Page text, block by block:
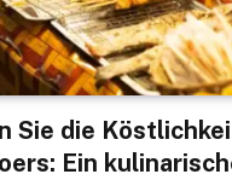
Sie die
Ein